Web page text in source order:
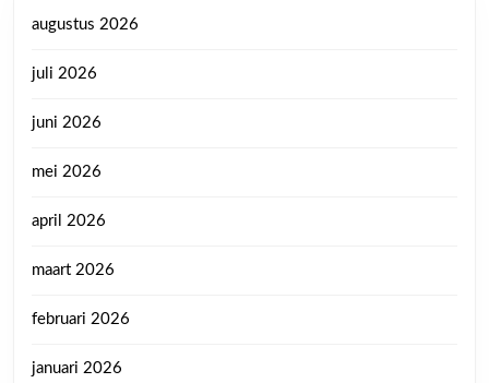
augustus 2026
juli 2026
juni 2026
mei 2026
april 2026
maart 2026
februari 2026
januari 2026